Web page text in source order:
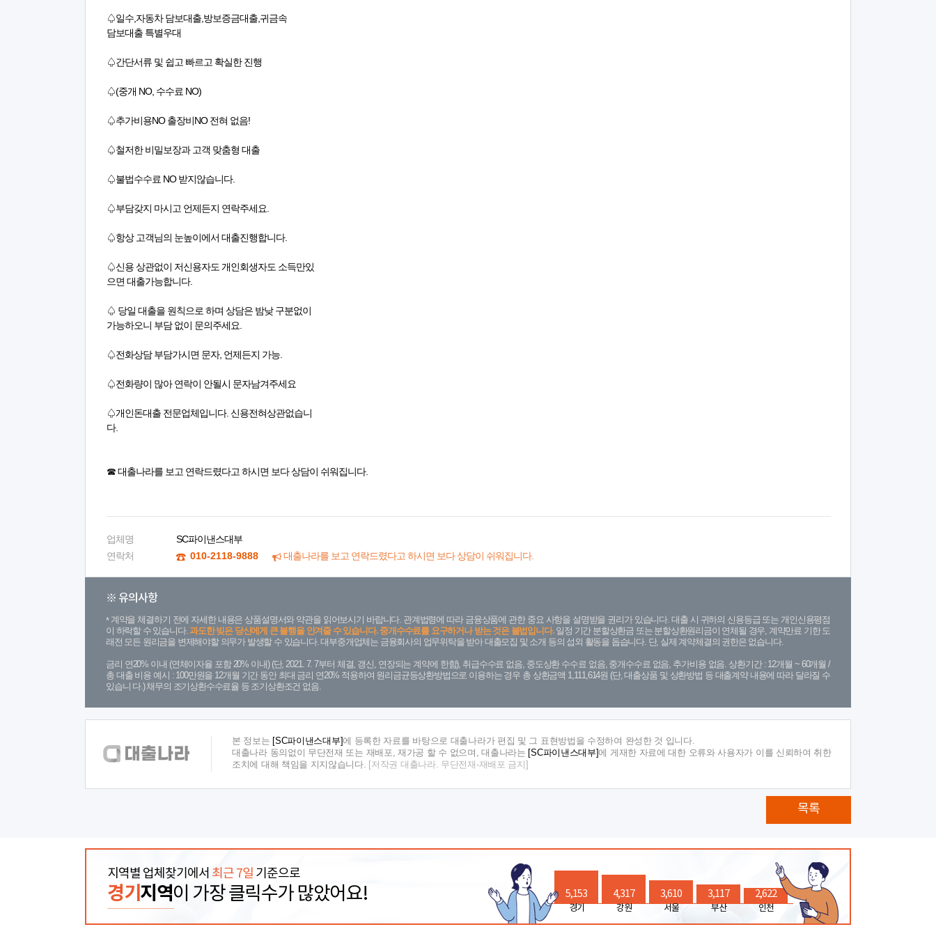
♤일수,자동차 담보대출,방보증금대출,귀금속
담보대출 특별우대
♤간단서류 및 쉽고 빠르고 확실한 진행
♤(중개 NO, 수수료 NO)
♤추가비용NO 출장비NO 전혀 없음!
♤철저한 비밀보장과 고객 맞춤형 대출
♤불법수수료 NO 받지않습니다.
♤부담갖지 마시고 언제든지 연락주세요.
♤항상 고객님의 눈높이에서 대출진행합니다.
♤신용 상관없이 저신용자도 개인회생자도 소득만있
으면 대출가능합니다.
♤ 당일 대출을 원칙으로 하며 상담은 밤낮 구분없이
가능하오니 부담 없이 문의주세요.
♤전화상담 부담가시면 문자, 언제든지 가능.​
♤전화량이 많아 연락이 안될시 문자남겨주세요
♤개인돈대출 전문업체입니다. 신용전혀상관없습니
다.
☎ 대출나라를 보고 연락드렸다고 하시면 보다 상담이 쉬워집니다.
업체명
SC파이낸스대부
연락처
010-2118-9888 대출나라를 보고 연락드렸다고 하시면 보다 상담이 쉬워집니다.
※ 유의사항
계약을 체결하기 전에 자세한 내용은 상품설명서와 약관을 읽어보시기 바랍니다. 관계법령에 따라 금융상품에 관한 중요 사항을 설명받을 권리가 있습니다. 대출 시 귀하의 신용등급 또는 개인신용평점
이 하락할 수 있습니다.과도한 빚은 당신에게 큰 불행을 안겨줄 수 있습니다. 중개수수료를 요구하거나 받는 것은 불법입니다.일정 기간 분할상환금 또는 분할상환원리금이 연체될 경우, 계약만료 기한 도
래전 모든 원리금을 변제해야할 의무가 발생할 수 있습니다. 대부중개업체는 금융회사의 업무위탁을 받아 대출모집 및 소개 등의 섭외 활동을 돕습니다. 단, 실제 계약체결의 권한은 없습니다.
금리 연20% 이내 (연체이자율 포함 20% 이내) (단, 2021. 7. 7부터 체결, 갱신, 연장되는 계약에 한함), 취급수수료 없음, 중도상환 수수료 없음, 중개수수료 없음, 추가비용 없음. 상환기간 : 12개월 ~ 60개월 /
총 대출 비용 예시 : 100만원을 12개월 기간 동안 최대 금리 연20% 적용하여 원리금균등상환방법으로 이용하는 경우 총 상환금액 1,111,614원 (단, 대출상품 및 상환방법 등 대출계약 내용에 따라 달라질 수
있습니 다.) 채무의 조기상환수수료율 등 조기상환조건 없음.
본 정보는 [SC파이낸스대부]에 등록한 자료를 바탕으로 대출나라가 편집 및 그 표현방법을 수정하여 완성한 것 입니다.
대출나라 동의없이 무단전재 또는 재배포, 재가공 할 수 없으며, 대출나라는 [SC파이낸스대부]에 게재한 자료에 대한 오류와 사용자가 이를 신뢰하여 취한
조치에 대해 책임을 지지않습니다.
[저작권 대출나라. 무단전재-재배포 금지]
목록
지역별 업체찾기에서 최근 7일 기준으로
경기 지역이 가장 클릭수가 많았어요! 5,153
경기
4,317
강원
3,610
서울
3,117
부산
2,622
인천